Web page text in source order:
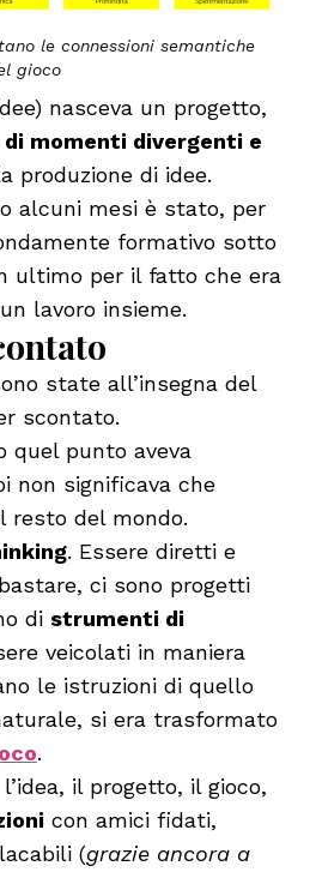
le connessioni semantiche
gioco
nasceva un progetto,
momenti divergenti e
produzione di idee.
alcuni mesi è stato, per
formativo sotto
ultimo per il fatto che era
lavoro insieme.
state all’insegna del
scontato.
quel punto aveva
non significava che
resto del mondo.
. Essere diretti e
ci sono progetti
di strumenti di
veicolati in maniera
le istruzioni di quello
si era trasformato
.
il progetto, il gioco,
con amici fidati,
(grazie ancora a